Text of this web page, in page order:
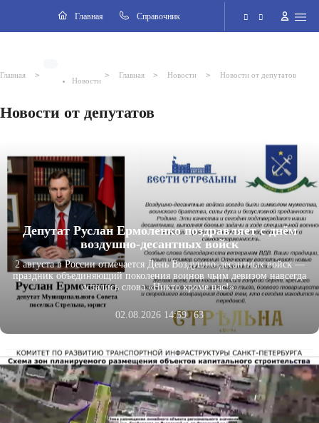
Главная Cправочник
Главная >
Новости
> Главная > Новости > Новости от депутатов
Новости от депутатов
Депутат Руслан Ермоленко поздравляет с днём
воздушно-десантных войск
2 августа в России отмечается День Воздушно-десантных войск —
праздник объединяющий поколения воинов чьим девизом навсегда
остались слова «Никто кроме нас!».
02.08.2026 14:59 63